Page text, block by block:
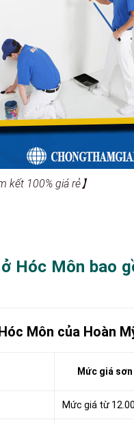
kết 100% giá rẻ】
Hóc Môn bao
Môn của Hoàn
Mức giá
Mức giá từ